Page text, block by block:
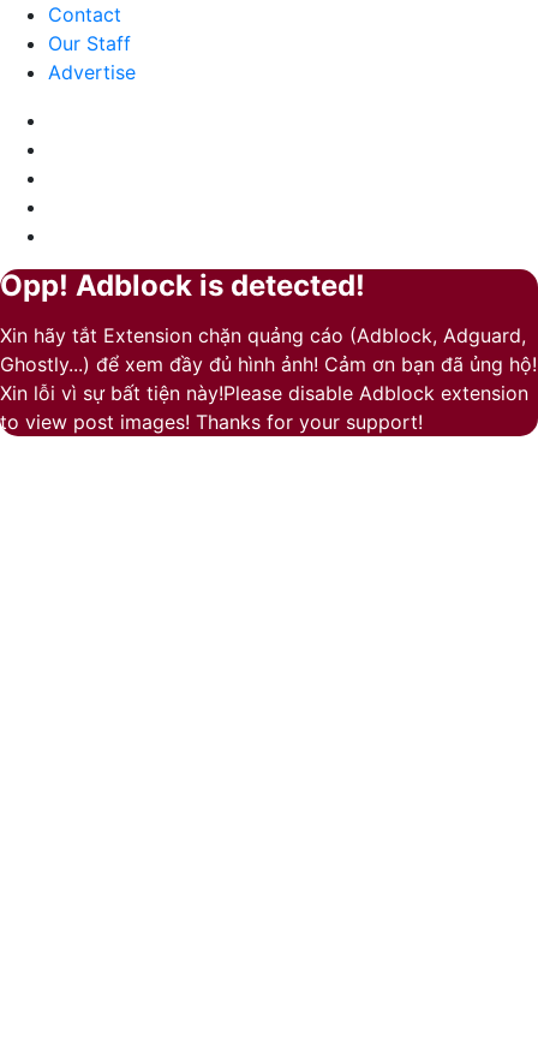
Contact
Our Staff
Advertise
Back
top
button
Close
Opp! Adblock is detected!
Xin hãy tắt Extension chặn quảng cáo (Adblock, Adguard,
Ghostly...) để xem đầy đủ hình ảnh! Cảm ơn bạn đã ủng hộ!
Xin lỗi vì sự bất tiện này!Please disable Adblock extension
to view post images! Thanks for your support!